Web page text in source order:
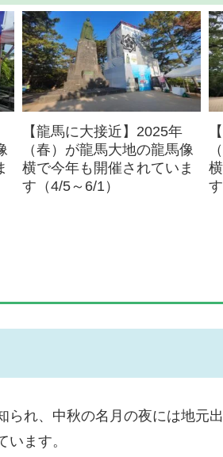
【龍馬に大接近】2025年
（春）が龍馬大地の龍馬像
横で今年も開催されていま
す（4/5～6/1）
られ、中秋の名月の夜には地元
ます。